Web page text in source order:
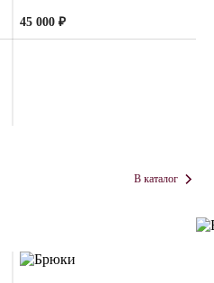
45 000 ₽
В каталог